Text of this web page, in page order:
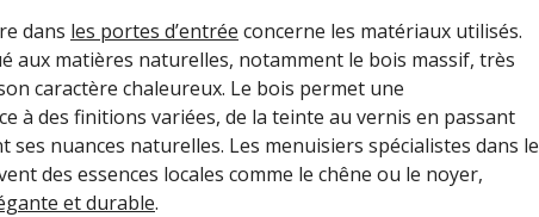
dans les portes d’entrée concerne les matériaux utilisés.
aux matières naturelles, notamment le bois massif, très
caractère chaleureux. Le bois permet une
à des finitions variées, de la teinte au vernis en passant
nuances naturelles. Les menuisiers spécialistes dans le
des essences locales comme le chêne ou le noyer,
et durable.